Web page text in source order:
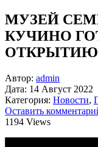
МУЗЕЙ
КУЧИНО
ОТКРЫТИЮ
Автор: admin
Дата: 14 Август 2022
Категория: Новости,
Оставить
1194 Views